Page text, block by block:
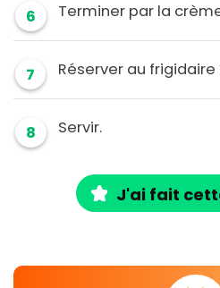
6 Terminer par la
7 Réserver au
8 Servir.
J'ai fait